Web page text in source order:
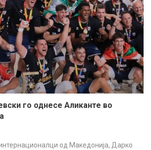
го однесе Аликанте во
од Македонија, Дарко